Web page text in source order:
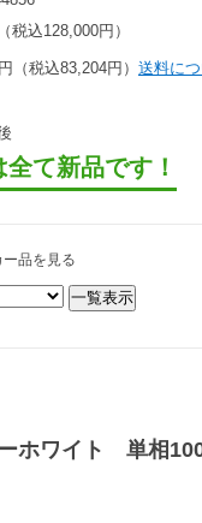
税込128,000円）
円（税込83,204円） 送料に
て新品です！
品を見る
ワイト 単相